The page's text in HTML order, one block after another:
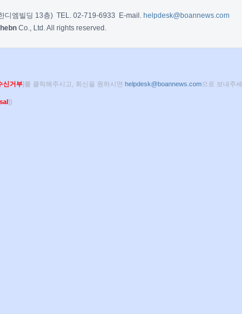
디엠빌딩 13층) TEL. 02-719-6933 E-mail. helpdesk@boannews.com
Co., Ltd. All rights reserved.
신거부]를 클릭해주시고, 회신을 원하시면 helpdesk@boannews.com으로 보내주세
])